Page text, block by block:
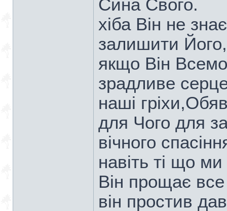
Сина Свого.
хіба Він не
залишити
якщо Він
зрадливе
наші
для Чого для
вічного
навіть ті що
Він прощає
він простив